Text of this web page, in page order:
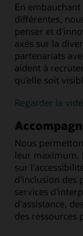
En
différentes,
penser et
axés sur la
partenariats
aident à
qu’elle soit
Regarder la
Nous
leur maximum.
sur
d'inclusion des
services
d'assistance,
des ressources